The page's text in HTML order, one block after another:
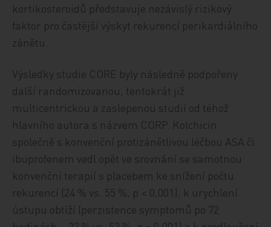
kortikosteroidů představuje nezávislý rizikový
faktor pro častější výskyt rekurencí perikardiálního
zánětu.
Výsledky studie CORE byly následně podpořeny
další randomizovanou, tentokrát již
multicentrickou a zaslepenou studií od téhož
hlavního autora s názvem CORP. Kolchicin
společně s konvenční protizánětlivou léčbou ASA či
ibuprofenem vedl opět ve srovnání se samotnou
konvenční terapií s placebem ke snížení počtu
rekurencí (24 % vs. 55 %, p < 0,001), k urychlení
ústupu obtíží (perzistence symptomů po 72